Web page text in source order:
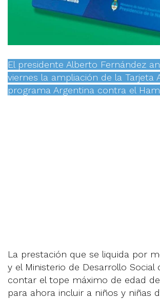
El presidente Alberto Fernández
viernes la ampliación de la Tarjeta
programa Argentina contra el
La prestación que se liquida por
y el Ministerio de Desarrollo Social
contar el tope máximo de edad
para ahora incluir a niños y niñas